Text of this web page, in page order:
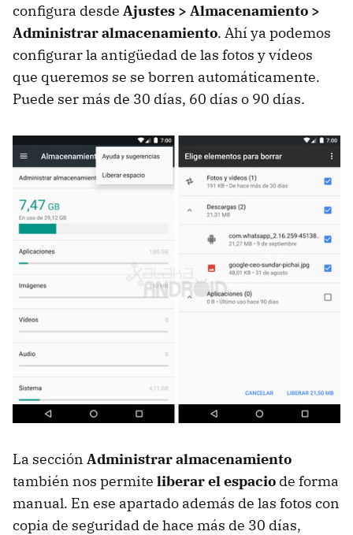
configura desde Ajustes > Almacenamiento >
Administrar almacenamiento. Ahí ya podemos
configurar la antigüedad de las fotos y vídeos
que queremos se se borren automáticamente.
Puede ser más de 30 días, 60 días o 90 días.
La sección Administrar almacenamiento
también nos permite liberar el espacio de forma
manual. En ese apartado además de las fotos con
copia de seguridad de hace más de 30 días,